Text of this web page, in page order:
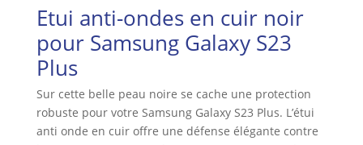
Etui anti-ondes en cuir noir
pour Samsung Galaxy S23
Plus
Sur cette belle peau noire se cache une protection
robuste pour votre Samsung Galaxy S23 Plus. L’étui
anti onde en cuir offre une défense élégante contre